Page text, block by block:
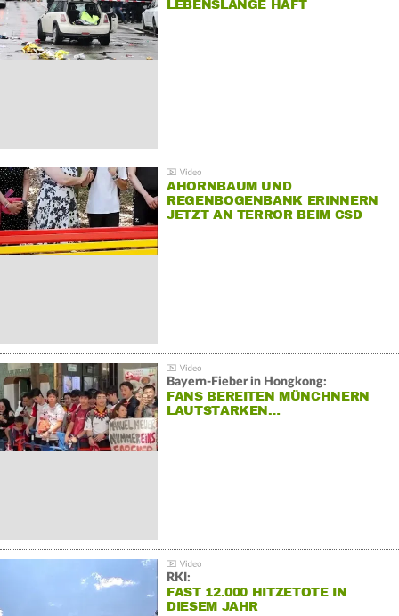
LEBENSLANGE HAFT
AHORNBAUM UND
REGENBOGENBANK ERINNERN
JETZT AN TERROR BEIM CSD
Bayern-Fieber in Hongkong:
FANS BEREITEN MÜNCHNERN
LAUTSTARKEN…
RKI:
FAST 12.000 HITZETOTE IN
DIESEM JAHR